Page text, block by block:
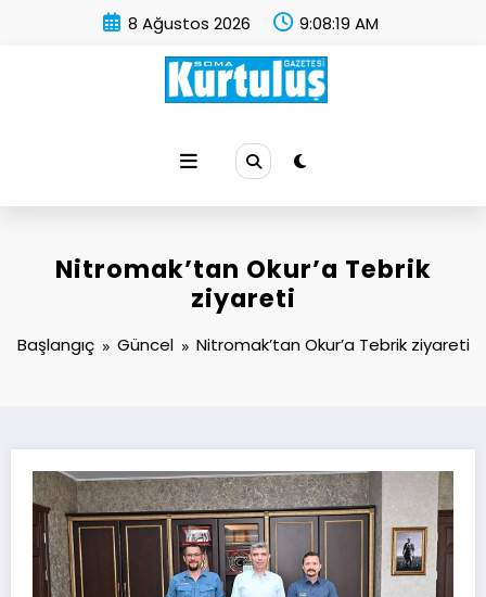
8 Ağustos 2026 9:08:20 AM
Nitromak’tan Okur’a Tebrik
ziyareti
Başlangıç Güncel Nitromak’tan Okur’a Tebrik ziyareti